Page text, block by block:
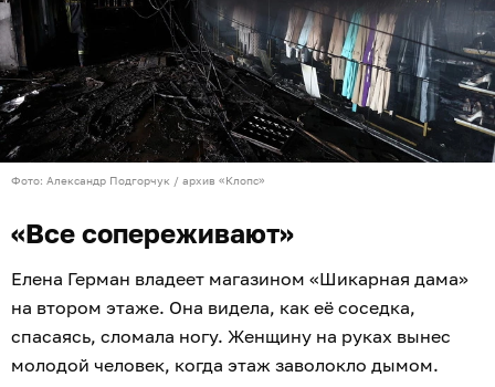
Фото: Александр Подгорчук / архив «Клопс»
«Все сопереживают»
Елена Герман владеет магазином «Шикарная дама»
на втором этаже. Она видела, как её соседка,
спасаясь, сломала ногу. Женщину на руках вынес
молодой человек, когда этаж заволокло дымом.